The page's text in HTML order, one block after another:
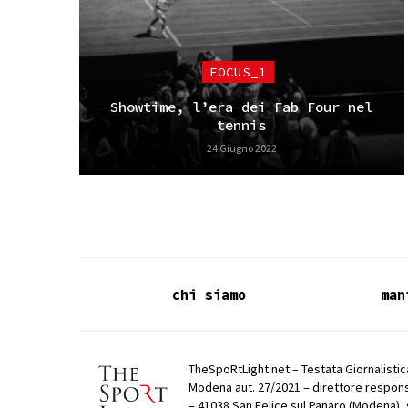
FOCUS_1
Showtime, l’era dei Fab Four nel
tennis
24 Giugno 2022
chi siamo
TheSpoRtLight.net – Testata
Modena aut. 27/2021 – direttore